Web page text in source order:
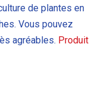
de plantes en
Vous pouvez
agréables. Produit